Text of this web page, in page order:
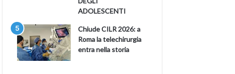
ADOLESCENTI
Chiude CILR 2026: a
Roma la telechirurgia
entra nella storia